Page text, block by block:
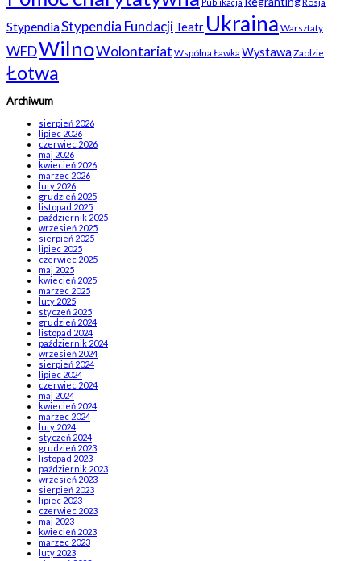
StypendiaStypendia FundacjiTeatr Ukraina Warsztaty
WFDWilnoWolontariat Wspólna Ławka Wystawa Zaolzie
Łotwa
Archiwum
sierpień 2026
lipiec 2026
czerwiec 2026
maj 2026
kwiecień 2026
marzec 2026
luty 2026
grudzień 2025
listopad 2025
październik 2025
wrzesień 2025
sierpień 2025
lipiec 2025
czerwiec 2025
maj 2025
kwiecień 2025
marzec 2025
luty 2025
styczeń 2025
grudzień 2024
listopad 2024
październik 2024
wrzesień 2024
sierpień 2024
lipiec 2024
czerwiec 2024
maj 2024
kwiecień 2024
marzec 2024
luty 2024
styczeń 2024
grudzień 2023
listopad 2023
październik 2023
wrzesień 2023
sierpień 2023
lipiec 2023
czerwiec 2023
maj 2023
kwiecień 2023
marzec 2023
luty 2023